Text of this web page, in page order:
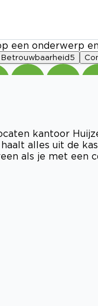
een onderwerp
Betrouwbaarheid 5
kantoor
alles uit de
als je met